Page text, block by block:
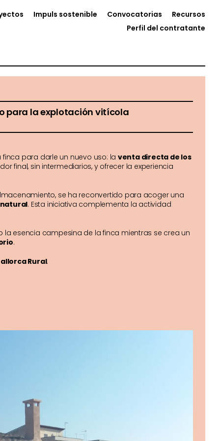
Impuls sostenible Convocatorias
Recursos
Perfil del contratante
para la explotación vitícola
para darle un nuevo uso: la venta directa de los
final, sin intermediarios, y ofrecer la experiencia
se ha reconvertido para acoger una
. Esta iniciativa complementa la actividad
la esencia campesina de la finca mientras se crea un
.
Rural.